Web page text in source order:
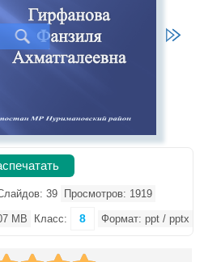
39 Просмотров: 1919
MB Класс: 8 Формат: ppt / pptx